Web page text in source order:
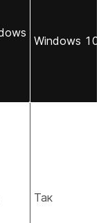
Windows 10
Так